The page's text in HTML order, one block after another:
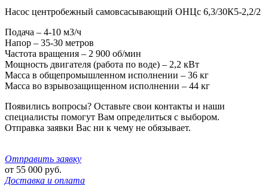
Насос центробежный самовсасывающий ОНЦс 6,3/30К5-2,2/2
Подача – 4-10 м3/ч
Напор – 35-30 метров
Частота вращения – 2 900 об/мин
Мощность двигателя (работа по воде) – 2,2 кВт
Масса в общепромышленном исполнении – 36 кг
Масса во взрывозащищенном исполнении – 44 кг
Появились вопросы? Оставьте свои контакты и наши
специалисты помогут Вам определиться с выбором.
Отправка заявки Вас ни к чему не обязывает.
Отправить заявку
от 55 000 руб.
Доставка и оплата